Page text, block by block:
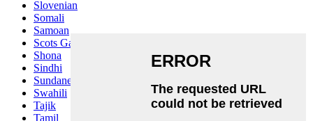
Slovenian
Somali
Samoan
Scots Gaelic
Shona
Sindhi
Sundanese
Swahili
Tajik
Tamil